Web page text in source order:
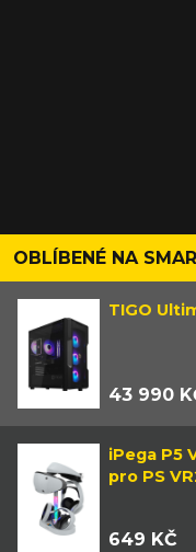
OBLÍBENÉ NA
TIGO
43 990
iPega P5
pro PS
649 KČ